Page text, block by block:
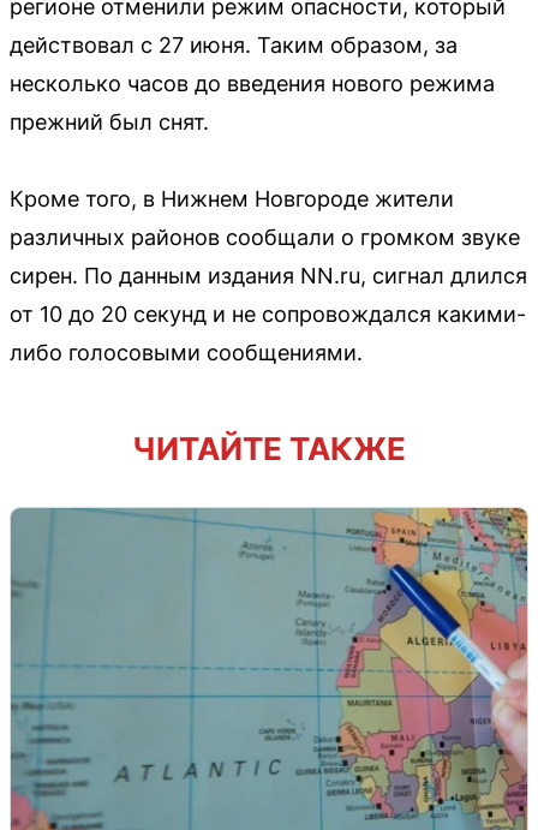
регионе отменили режим опасности, который
действовал с 27 июня. Таким образом, за
несколько часов до введения нового режима
прежний был снят.
Кроме того, в Нижнем Новгороде жители
различных районов сообщали о громком звуке
сирен. По данным издания NN.ru, сигнал длился
от 10 до 20 секунд и не сопровождался какими-
либо голосовыми сообщениями.
ЧИТАЙТЕ ТАКЖЕ